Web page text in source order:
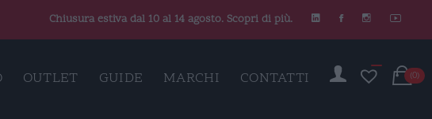
Chiusura estiva dal 10 al 14 agosto. Scopri di più.
OUTLET GUIDE MARCHI CONTATTI (0)